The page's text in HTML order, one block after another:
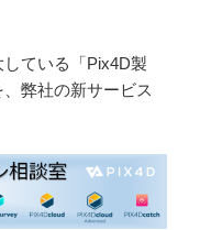
ている「Pix4D製
弊社の新サービス